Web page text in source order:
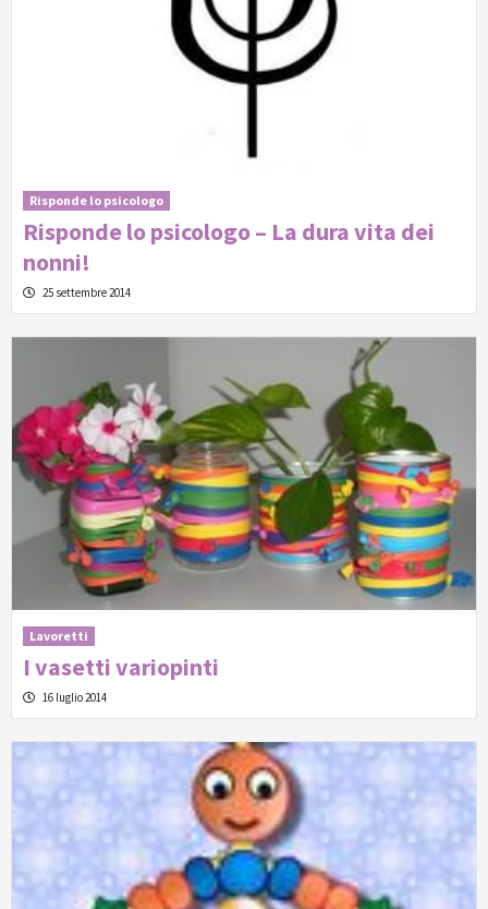
Risponde lo psicologo
Risponde lo psicologo – La dura vita dei
nonni!
25 settembre 2014
Lavoretti
I vasetti variopinti
16 luglio 2014